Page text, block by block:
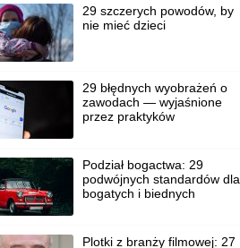
29 szczerych powodów, by
nie mieć dzieci
29 błędnych wyobrażeń o
zawodach — wyjaśnione
przez praktyków
Podział bogactwa: 29
podwójnych standardów dla
bogatych i biednych
Plotki z branży filmowej: 27